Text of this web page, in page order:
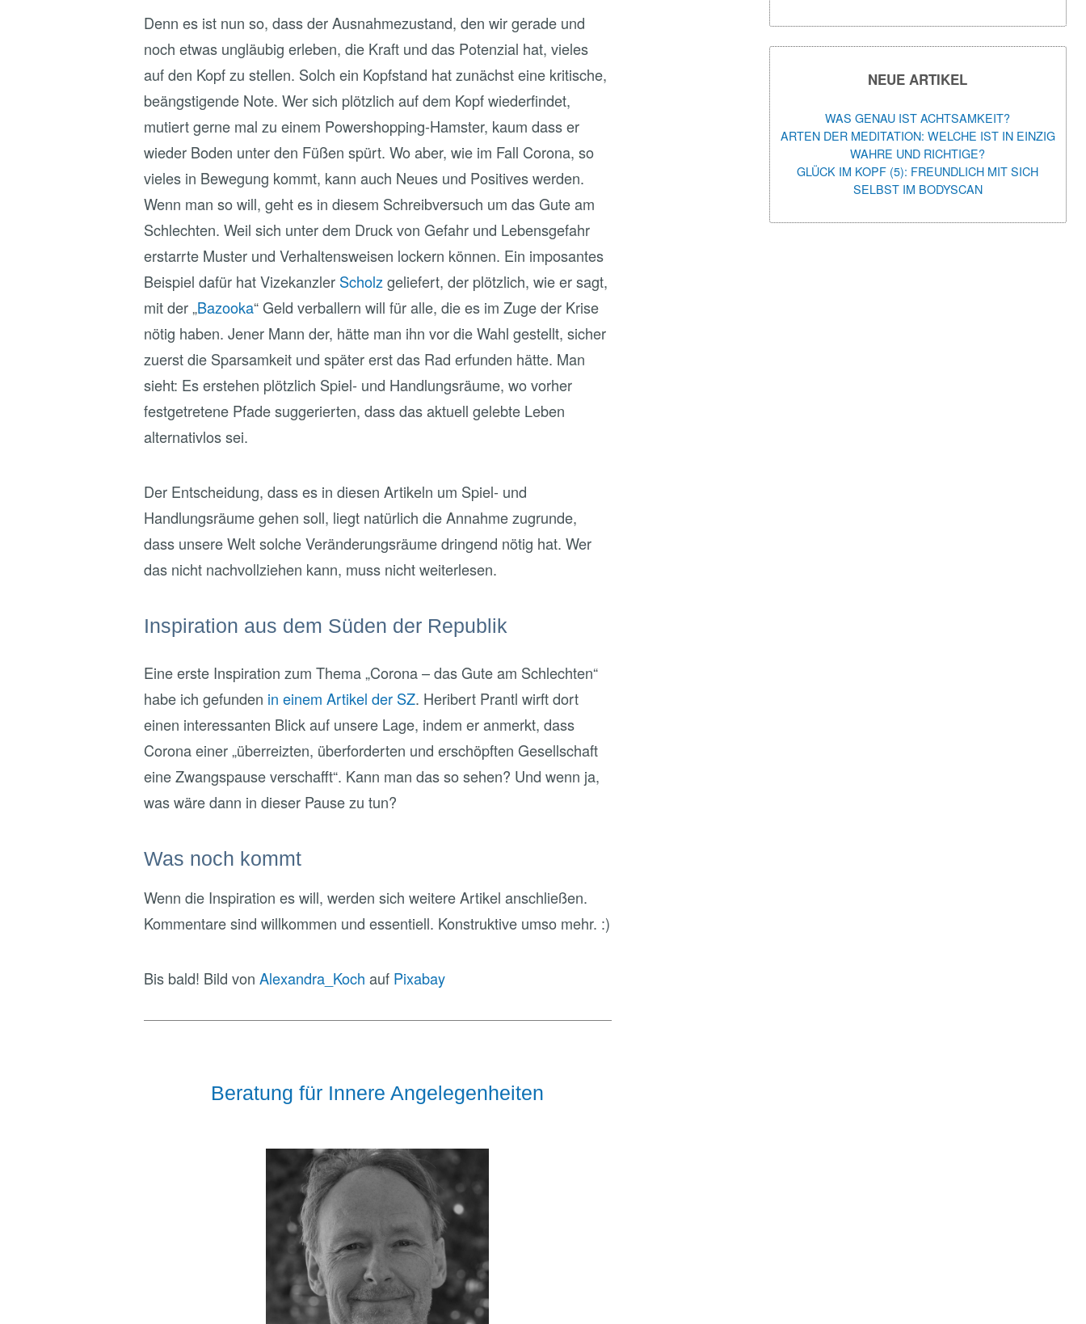
Denn es ist nun so, dass der Ausnahmezustand, den wir gerade und
noch etwas ungläubig erleben, die Kraft und das Potenzial hat, vieles
auf den Kopf zu stellen. Solch ein Kopfstand hat zunächst eine kritische,
beängstigende Note. Wer sich plötzlich auf dem Kopf wiederfindet,
mutiert gerne mal zu einem Powershopping-Hamster, kaum dass er
wieder Boden unter den Füßen spürt. Wo aber, wie im Fall Corona, so
vieles in Bewegung kommt, kann auch Neues und Positives werden.
Wenn man so will, geht es in diesem Schreibversuch um das Gute am
Schlechten. Weil sich unter dem Druck von Gefahr und Lebensgefahr
erstarrte Muster und Verhaltensweisen lockern können. Ein imposantes
Beispiel dafür hat Vizekanzler Scholz geliefert, der plötzlich, wie er sagt,
mit der „Bazooka“ Geld verballern will für alle, die es im Zuge der Krise
nötig haben. Jener Mann der, hätte man ihn vor die Wahl gestellt, sicher
zuerst die Sparsamkeit und später erst das Rad erfunden hätte. Man
sieht: Es erstehen plötzlich Spiel- und Handlungsräume, wo vorher
festgetretene Pfade suggerierten, dass das aktuell gelebte Leben
alternativlos sei.
Der Entscheidung, dass es in diesen Artikeln um Spiel- und
Handlungsräume gehen soll, liegt natürlich die Annahme zugrunde,
dass unsere Welt solche Veränderungsräume dringend nötig hat. Wer
das nicht nachvollziehen kann, muss nicht weiterlesen.
Inspiration aus dem Süden der Republik
Eine erste Inspiration zum Thema „Corona – das Gute am Schlechten“
habe ich gefunden in einem Artikel der SZ. Heribert Prantl wirft dort
einen interessanten Blick auf unsere Lage, indem er anmerkt, dass
Corona einer „überreizten, überforderten und erschöpften Gesellschaft
eine Zwangspause verschafft“. Kann man das so sehen? Und wenn ja,
was wäre dann in dieser Pause zu tun?
Was noch kommt
Wenn die Inspiration es will, werden sich weitere Artikel anschließen.
Kommentare sind willkommen und essentiell. Konstruktive umso mehr. :)
Bis bald! Bild von Alexandra_Koch auf Pixabay
Beratung für Innere Angelegenheiten
NEUE ARTIKEL
WAS GENAU IST ACHTSAMKEIT?
ARTEN DER MEDITATION: WELCHE IST IN EINZIG
WAHRE UND RICHTIGE?
GLÜCK IM KOPF (5): FREUNDLICH MIT SICH
SELBST IM BODYSCAN